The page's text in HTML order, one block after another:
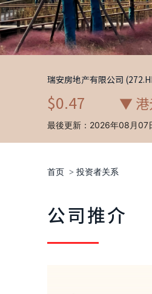
首页 > 投资者关系
公司推介